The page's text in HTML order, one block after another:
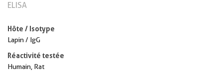
ELISA
Hôte / Isotype
Lapin / IgG
Réactivité testée
Humain, Rat